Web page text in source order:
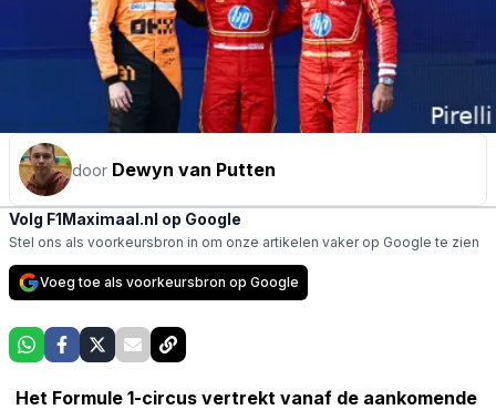
door Dewyn van Putten
Volg F1Maximaal.nl op Google
Stel ons als voorkeursbron in om onze artikelen vaker op Google te zien
Voeg toe als voorkeursbron op Google
Het Formule 1-circus vertrekt vanaf de aankomende